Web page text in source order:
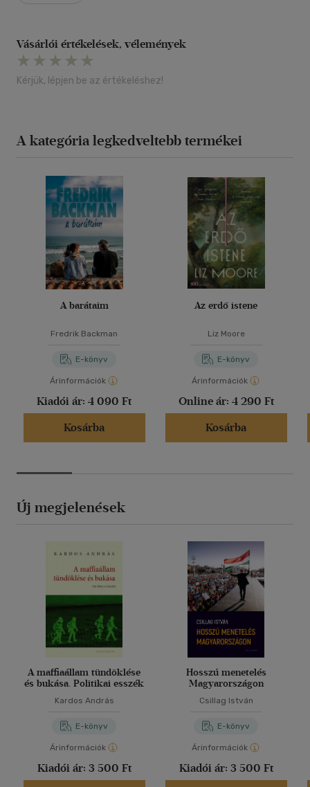
Vásárlói értékelések, vélemények
Kérjük, lépjen be az értékeléshez!
A kategória legkedveltebb termékei
A barátaim
Fredrik Backman
E-könyv
Árinformációk
Kiadói ár: 4 090 Ft
Kosárba
Az erdő istene
Liz Moore
E-könyv
Árinformációk
Online ár: 4 290 Ft
Kosárba
Új megjelenések
A maffiaállam tündöklése
és bukása. Politikai esszék
Kardos András
E-könyv
Árinformációk
Kiadói ár: 3 500 Ft
Hosszú menetelés
Magyarországon
Csillag István
E-könyv
Árinformációk
Kiadói ár: 3 500 Ft